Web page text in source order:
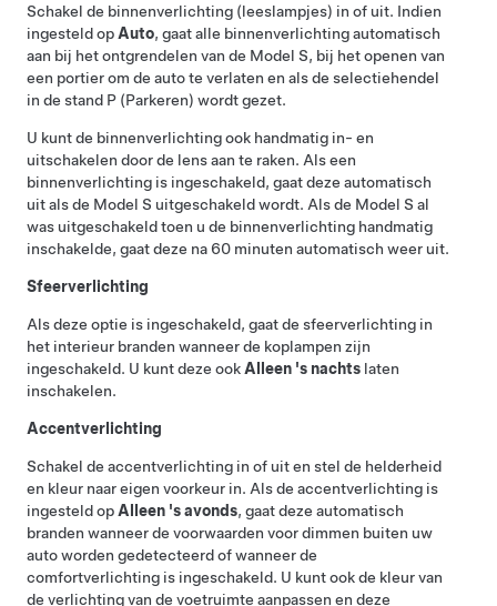
Schakel de binnenverlichting (leeslampjes) in of uit. Indien
ingesteld op Auto, gaat alle binnenverlichting automatisch
aan bij het ontgrendelen van de Model S, bij het openen van
een portier om de auto te verlaten en als de selectiehendel
in de stand P (Parkeren) wordt gezet.
U kunt de binnenverlichting ook handmatig in- en
uitschakelen door de lens aan te raken. Als een
binnenverlichting is ingeschakeld, gaat deze automatisch
uit als de Model S uitgeschakeld wordt. Als de Model S al
was uitgeschakeld toen u de binnenverlichting handmatig
inschakelde, gaat deze na 60 minuten automatisch weer uit.
Sfeerverlichting
Als deze optie is ingeschakeld, gaat de sfeerverlichting in
het interieur branden wanneer de koplampen zijn
ingeschakeld. U kunt deze ook Alleen 's nachts laten
inschakelen.
Accentverlichting
Schakel de accentverlichting in of uit en stel de helderheid
en kleur naar eigen voorkeur in. Als de accentverlichting is
ingesteld op Alleen 's avonds, gaat deze automatisch
branden wanneer de voorwaarden voor dimmen buiten uw
auto worden gedetecteerd of wanneer de
comfortverlichting is ingeschakeld. U kunt ook de kleur van
de verlichting van de voetruimte aanpassen en deze